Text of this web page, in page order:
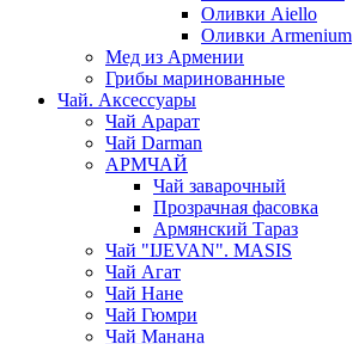
Оливки Aiello
Оливки Armenium
Мед из Армении
Грибы маринованные
Чай. Аксессуары
Чай Арарат
Чай Darman
АРМЧАЙ
Чай заварочный
Прозрачная фасовка
Армянский Тараз
Чай "IJEVAN". MASIS
Чай Агат
Чай Нане
Чай Гюмри
Чай Манана